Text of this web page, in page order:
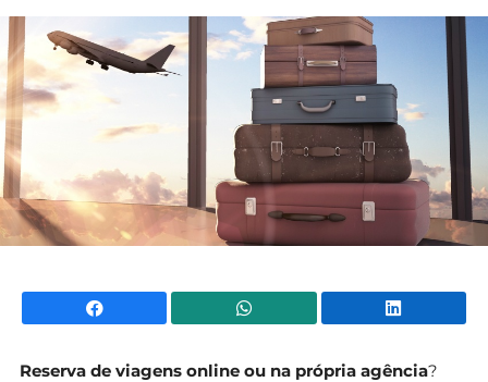
Facebook WhatsApp
Reserva de viagens online ou na própria agência?